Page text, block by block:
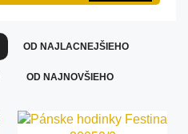
OD NAJLACNEJŠIEHO
OD NAJNOVŠIEHO